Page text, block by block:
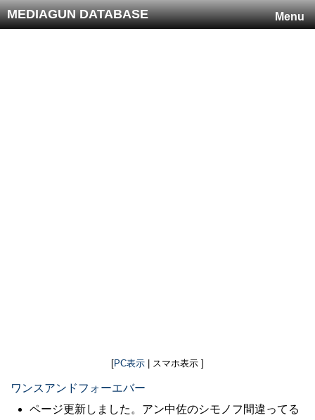
Menu
MEDIAGUN DATABASE
[PC表示 | スマホ表示 ]
ワンスアンドフォーエバー
ページ更新しました。アン中佐のシモノフ間違ってる